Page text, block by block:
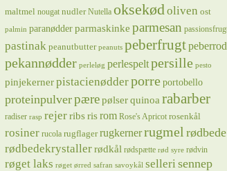
maltmel nougat nudler Nutella oksekødoliven ost
palmin paranødder parmaskinke parmesan
pastinak peanutbutter peanuts peberfrugtpeberrod
pekannødder perleløg perlespelt persille pesto
pinjekerner pistacienødderporre portobello
proteinpulverpære pølser quinoa rabarber
radiser rasp rejer ribs ris rom Rose's Apricot rosenkål
rosiner rucola rugflager rugkernerrugmel rødbede
rødbedekrystaller rødkål rødspætte rød syre rødvin
røget laks røget ørred safran savoykål sellerisennep